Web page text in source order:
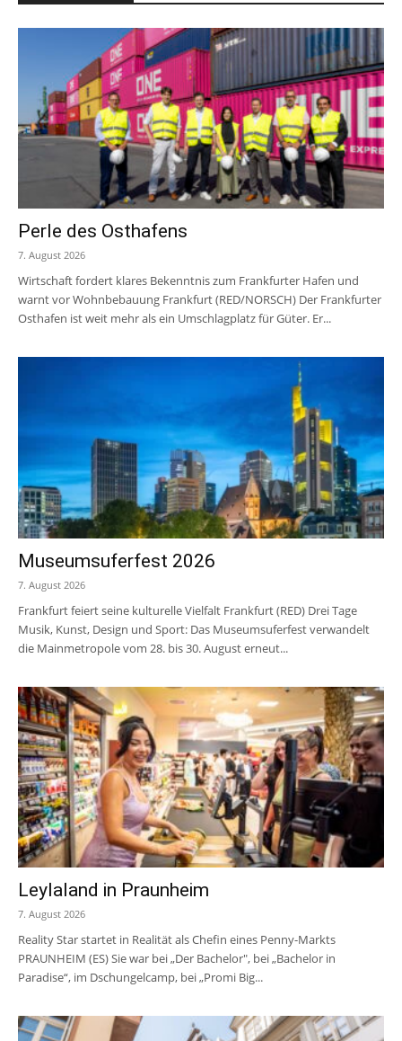
Perle des Osthafens
7. August 2026
Wirtschaft fordert klares Bekenntnis zum Frankfurter Hafen und
warnt vor Wohnbebauung Frankfurt (RED/NORSCH) Der Frankfurter
Osthafen ist weit mehr als ein Umschlagplatz für Güter. Er...
Museumsuferfest 2026
7. August 2026
Frankfurt feiert seine kulturelle Vielfalt Frankfurt (RED) Drei Tage
Musik, Kunst, Design und Sport: Das Museumsuferfest verwandelt
die Mainmetropole vom 28. bis 30. August erneut...
Leylaland in Praunheim
7. August 2026
Reality Star startet in Realität als Chefin eines Penny-Markts
PRAUNHEIM (ES) Sie war bei „Der Bachelor", bei „Bachelor in
Paradise“, im Dschungelcamp, bei „Promi Big...